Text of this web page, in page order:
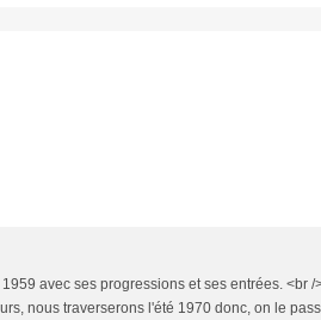
avec ses progressions et ses entrées. <br /
nous traverserons l'été 1970 donc, on le